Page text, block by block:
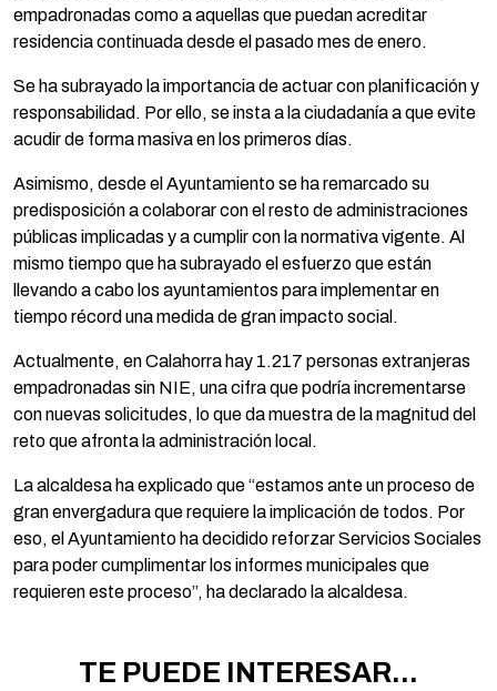
empadronadas como a aquellas que puedan acreditar
residencia continuada desde el pasado mes de enero.
Se ha subrayado la importancia de actuar con planificación y
responsabilidad. Por ello, se insta a la ciudadanía a que evite
acudir de forma masiva en los primeros días.
Asimismo, desde el Ayuntamiento se ha remarcado su
predisposición a colaborar con el resto de administraciones
públicas implicadas y a cumplir con la normativa vigente. Al
mismo tiempo que ha subrayado el esfuerzo que están
llevando a cabo los ayuntamientos para implementar en
tiempo récord una medida de gran impacto social.
Actualmente, en Calahorra hay 1.217 personas extranjeras
empadronadas sin NIE, una cifra que podría incrementarse
con nuevas solicitudes, lo que da muestra de la magnitud del
reto que afronta la administración local.
La alcaldesa ha explicado que “estamos ante un proceso de
gran envergadura que requiere la implicación de todos. Por
eso, el Ayuntamiento ha decidido reforzar Servicios Sociales
para poder cumplimentar los informes municipales que
requieren este proceso”, ha declarado la alcaldesa.
TE PUEDE INTERESAR...